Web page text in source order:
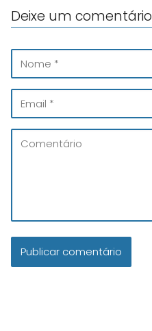
Deixe um comentário